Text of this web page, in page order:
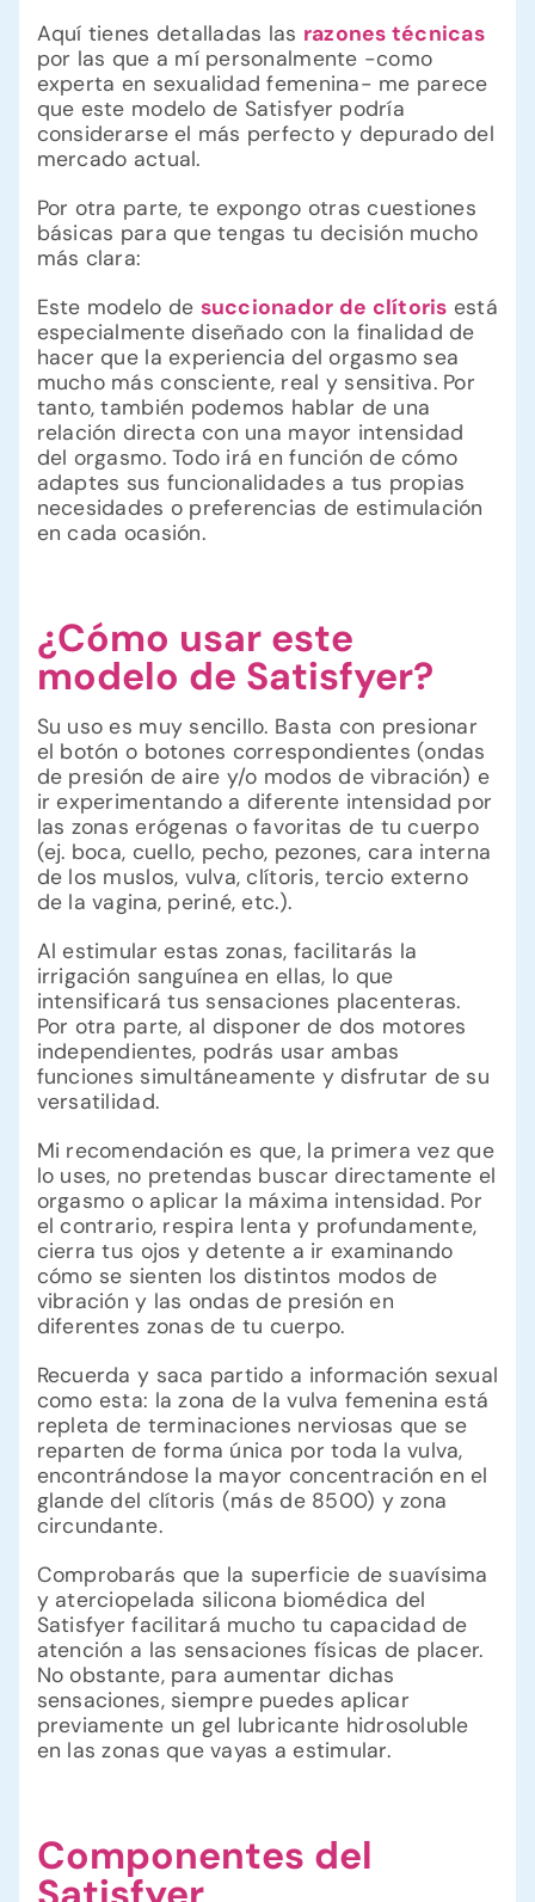
Aquí tienes detalladas las razones técnicas
por las que a mí personalmente -como
experta en sexualidad femenina- me parece
que este modelo de Satisfyer podría
considerarse el más perfecto y depurado del
mercado actual.
Por otra parte, te expongo otras cuestiones
básicas para que tengas tu decisión mucho
más clara:
Este modelo de succionador de clítoris está
especialmente diseñado con la finalidad de
hacer que la experiencia del orgasmo sea
mucho más consciente, real y sensitiva. Por
tanto, también podemos hablar de una
relación directa con una mayor intensidad
del orgasmo. Todo irá en función de cómo
adaptes sus funcionalidades a tus propias
necesidades o preferencias de estimulación
en cada ocasión.
¿Cómo usar este
modelo de Satisfyer?
Su uso es muy sencillo. Basta con presionar
el botón o botones correspondientes (ondas
de presión de aire y/o modos de vibración) e
ir experimentando a diferente intensidad por
las zonas erógenas o favoritas de tu cuerpo
(ej. boca, cuello, pecho, pezones, cara interna
de los muslos, vulva, clítoris, tercio externo
de la vagina, periné, etc.).
Al estimular estas zonas, facilitarás la
irrigación sanguínea en ellas, lo que
intensificará tus sensaciones placenteras.
Por otra parte, al disponer de dos motores
independientes, podrás usar ambas
funciones simultáneamente y disfrutar de su
versatilidad.
Mi recomendación es que, la primera vez que
lo uses, no pretendas buscar directamente el
orgasmo o aplicar la máxima intensidad. Por
el contrario, respira lenta y profundamente,
cierra tus ojos y detente a ir examinando
cómo se sienten los distintos modos de
vibración y las ondas de presión en
diferentes zonas de tu cuerpo.
Recuerda y saca partido a información sexual
como esta: la zona de la vulva femenina está
repleta de terminaciones nerviosas que se
reparten de forma única por toda la vulva,
encontrándose la mayor concentración en el
glande del clítoris (más de 8500) y zona
circundante.
Comprobarás que la superficie de suavísima
y aterciopelada silicona biomédica del
Satisfyer facilitará mucho tu capacidad de
atención a las sensaciones físicas de placer.
No obstante, para aumentar dichas
sensaciones, siempre puedes aplicar
previamente un gel lubricante hidrosoluble
en las zonas que vayas a estimular.
Componentes del